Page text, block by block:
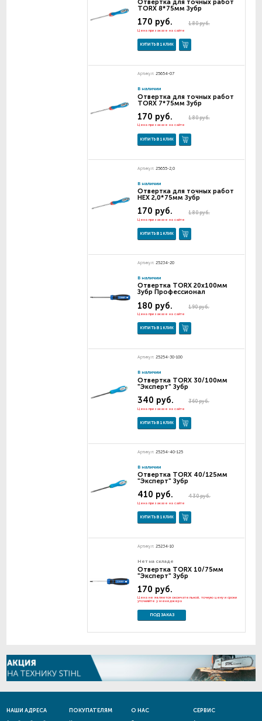
Отвертка для точных работ
TORX 8*75мм Зубр
180 руб.
170 руб.
Цена при заказе на сайте
КУПИТЬ В 1 КЛИК
Артикул: 25654-07
В наличии
Отвертка для точных работ
TORX 7*75мм Зубр
180 руб.
170 руб.
Цена при заказе на сайте
КУПИТЬ В 1 КЛИК
Артикул: 25655-2,0
В наличии
Отвертка для точных работ
НЕX 2,0*75мм Зубр
180 руб.
170 руб.
Цена при заказе на сайте
КУПИТЬ В 1 КЛИК
Артикул: 25234-20
В наличии
Отвертка TORX 20х100мм
Зубр Профессионал
190 руб.
180 руб.
Цена при заказе на сайте
КУПИТЬ В 1 КЛИК
Артикул: 25254-30-100
В наличии
Отвертка TORX 30/100мм
"Эксперт" Зубр
360 руб.
340 руб.
Цена при заказе на сайте
КУПИТЬ В 1 КЛИК
Артикул: 25254-40-125
В наличии
Отвертка TORX 40/125мм
"Эксперт" Зубр
430 руб.
410 руб.
Цена при заказе на сайте
КУПИТЬ В 1 КЛИК
Артикул: 25234-10
Нет на складе
Отвертка TORX 10/75мм
"Эксперт" Зубр
170 руб.
Цена не является окончательной, точную цену и сроки
уточняйте у менеджера
ПОД ЗАКАЗ
НАШИ АДРЕСА ПОКУПАТЕЛЯМ О НАС СЕРВИС